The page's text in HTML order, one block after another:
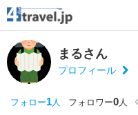
まるさん
プロフィール
フォロー1人 フォロワー0人